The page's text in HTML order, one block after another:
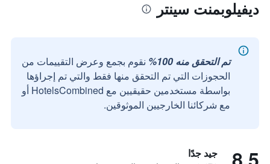
ديفيلوبمنت سينتر
تم التحقق منه 100%
نقوم بجمع وعرض التقييمات من
الحجوزات التي تم التحقق منها فقط والتي تم إجراؤها
بواسطة مستخدمين حقيقيين مع HotelsCombined أو
مع شركائنا الخارجيين الموثوقين.
جيد جدًا